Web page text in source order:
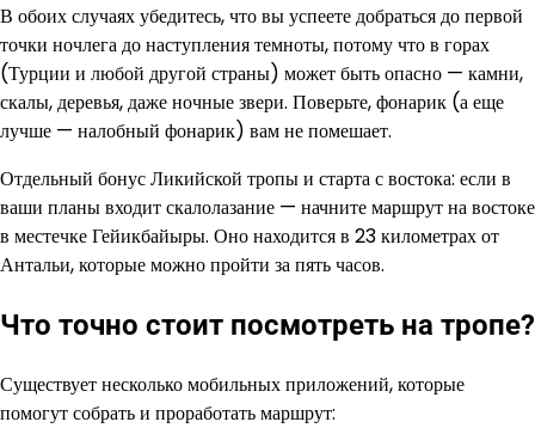
В обоих случаях убедитесь, что вы успеете добраться до первой
точки ночлега до наступления темноты, потому что в горах
(Турции и любой другой страны) может быть опасно — камни,
скалы, деревья, даже ночные звери. Поверьте, фонарик (а еще
лучше — налобный фонарик) вам не помешает.
Отдельный бонус Ликийской тропы и старта с востока: если в
ваши планы входит скалолазание — начните маршрут на востоке
в местечке Гейикбайыры. Оно находится в 23 километрах от
Антальи, которые можно пройти за пять часов.
Что точно стоит посмотреть на тропе?
Существует несколько мобильных приложений, которые
помогут собрать и проработать маршрут: